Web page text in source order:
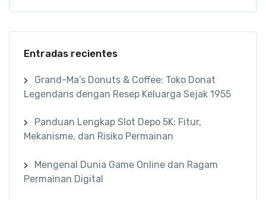
Entradas recientes
Grand-Ma’s Donuts & Coffee: Toko Donat
Legendaris dengan Resep Keluarga Sejak 1955
Panduan Lengkap Slot Depo 5K: Fitur,
Mekanisme, dan Risiko Permainan
Mengenal Dunia Game Online dan Ragam
Permainan Digital